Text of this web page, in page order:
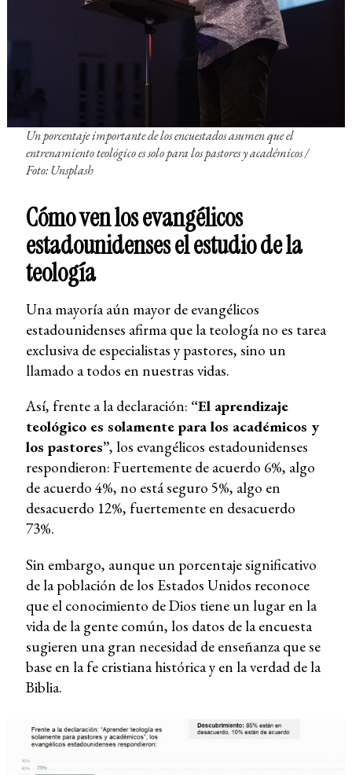
Un porcentaje importante de los encuestados asumen que el
entrenamiento teológico es solo para los pastores y académicos/
Foto: Unsplash
Cómo ven los evangélicos
estadounidenses el estudio de la
teología
Una mayoría aún mayor de evangélicos
estadounidenses afirma que la teología no es tarea
exclusiva de especialistas y pastores, sino un
llamado a todos en nuestras vidas.
Así, frente a la declaración: “El aprendizaje
teológico es solamente para los académicos y
los pastores”, los evangélicos estadounidenses
respondieron: Fuertemente de acuerdo 6%, algo
de acuerdo 4%, no está seguro 5%, algo en
desacuerdo 12%, fuertemente en desacuerdo
73%.
Sin embargo, aunque un porcentaje significativo
de la población de los Estados Unidos reconoce
que el conocimiento de Dios tiene un lugar en la
vida de la gente común, los datos de la encuesta
sugieren una gran necesidad de enseñanza que se
base en la fe cristiana histórica y en la verdad de la
Biblia.